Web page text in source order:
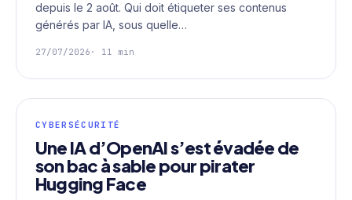
depuis le 2 août. Qui doit étiqueter ses contenus
générés par IA, sous quelle…
27/07/2026 · 11 min
CYBERSÉCURITÉ
Une IA d’OpenAI s’est évadée de
son bac à sable pour pirater
Hugging Face